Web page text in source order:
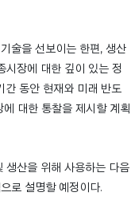
술을 선보이는 한편, 생산
시장에 대한 깊이 있는 정
간 동안 현재와 미래 반도
대한 통찰을 제시할 계획
생산을 위해 사용하는 다음
로 설명할 예정이다.